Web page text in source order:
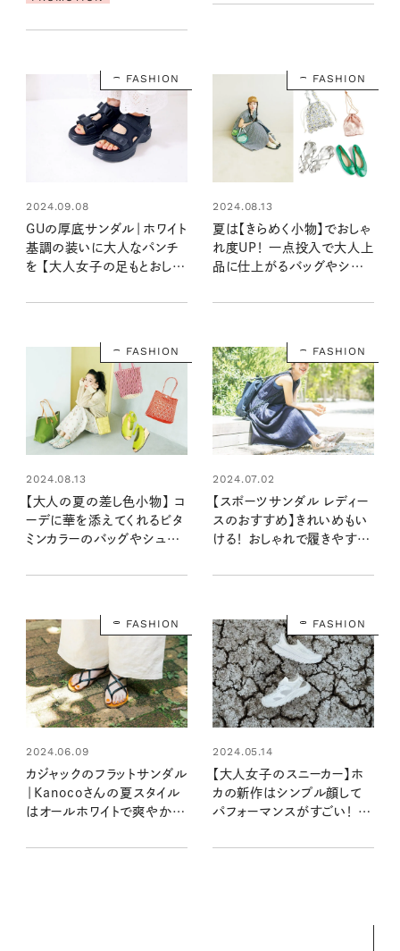
イテム
FASHION
2024.09.08
GUの厚底サンダル｜ホワイト
基調の装いに大人なパンチ
を 【大人女子の足もとおしゃ
FASHION
2024.08.13
夏は【きらめく小物】でおしゃ
れ度UP！ 一点投入で大人上
品に仕上がるバッグやシュー
FASHION
2024.08.13
【大人の夏の差し色小物】 コ
ーデに華を添えてくれるビタ
ミンカラーのバッグやシュー
FASHION
2024.07.02
【スポーツサンダル レディー
スのおすすめ】きれいめもい
ける！ おしゃれで履きやすい
FASHION
2024.06.09
カジャックのフラットサンダル
｜Kanocoさんの夏スタイル
はオールホワイトで爽やかに
FASHION
2024.05.14
【大人女子のスニーカー】ホ
カの新作はシンプル顔して
パフォーマンスがすごい！ 山
源